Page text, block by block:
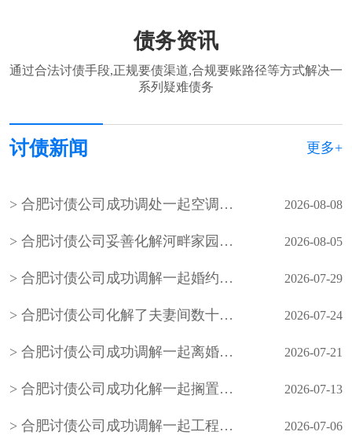
债务资讯
通过合法讨债手段,正规要债渠道,合规要账路径等方式解决一
系列疑难债务
讨债新闻 更多+
合肥讨债公司成功调处一起空调外机噪音邻里纠纷 2026-08-08
合肥讨债公司妥善化解河畔家园小区业主因入户管控、物业服务争议引发的物业费拒缴纠纷 2026-08-05
合肥讨债公司成功调解一起婚约财产纠纷案件，在承办法官的耐心调解下，双方当事人自愿达成调解协议，有效化解了矛盾纠纷 2026-07-29
合肥讨债公司化解了夫妻间数十年的积怨，也让老年夫妻懂得包容与沟通的重要性，用柔性调解守护晚年婚姻温情 2026-07-24
合肥讨债公司成功调解一起离婚案件，原告起诉要求与被告离婚并要求被告返还彩礼1万元 2026-07-21
合肥讨债公司成功化解一起搁置九年的邻里民间借贷积案，以法理相融的柔性调解 2026-07-13
合肥讨债公司成功调解一起工程材料买卖合同欠款 2026-07-06